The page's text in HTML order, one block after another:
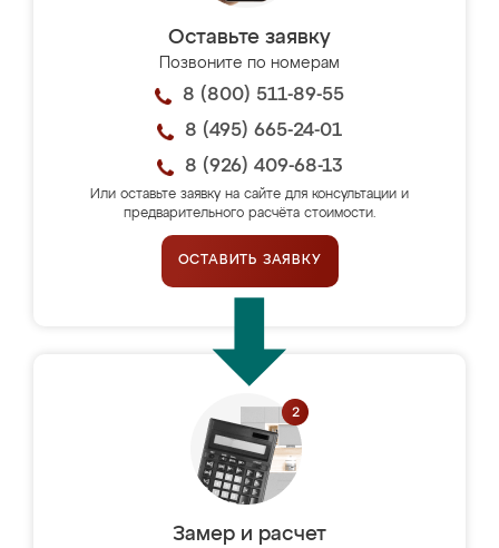
Оставьте заявку
Позвоните по номерам
8 (800) 511-89-55
8 (495) 665-24-01
8 (926) 409-68-13
Или оставьте заявку на сайте для консультации и
предварительного расчёта стоимости.
ОСТАВИТЬ ЗАЯВКУ
Замер и расчет